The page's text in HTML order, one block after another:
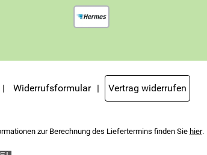
Widerrufsformular Vertrag widerrufen
zur Berechnung des Liefertermins finden Sie hier.